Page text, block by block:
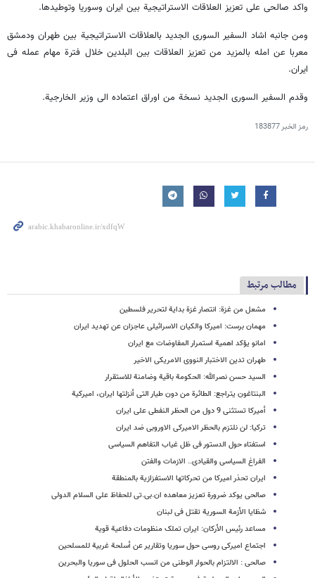
واکد صالحی علی تعزیز العلاقات الاستراتیجیة بین ایران وسوریا وتوطیدها.
ومن جانبه اشاد السفیر السوری الجدید بالعلاقات الاستراتیجیة بین طهران ودمشق
معربا عن امله بالمزید من تعزیز العلاقات بین البلدین خلال فترة مهام عمله فی
ایران.
وقدم السفیر السوری الجدید نسخة من اوراق اعتماده الی وزیر الخارجیة.
رمز الخبر183877
مطالب مرتبط
مشعل من غزة: انتصار غزة بدایة لتحریر فلسطین
مهمان برست: امیرکا والکیان الاسرائیلی عاجزان عن تهدید ایران
امانو یؤکد اهمیة استمرار المفاوضات مع ایران
طهران تدین الاختبار النووی الامریکی الاخیر
السید حسن نصرالله: الحکومة باقیة وضامنة للاستقرار
البنتاغون یتراجع: الطائرة من دون طیار التی أنزلتها ایران، امیرکیة
أمیرکا تستثنی 9 دول من الحظر النفطی على ایران
ترکیا: لن نلتزم بالحظر الامیرکی الاوروبی ضد ایران
استفتاء حول الدستور فی ظل غیاب التفاهم السیاسی
الفراغ السیاسی والقیادی.. الازمات والفتن
ایران تحذر امیرکا من تحرکاتها الاستفزازیة بالمنطقة
صالحی یوکد ضرورة تعزیز معاهده ان.بی.تی للحفاظ علی السلام الدولی
شظایا الأزمة السوریة تقتل فی لبنان
مساعد رئیس الأرکان: ایران تملک منظومات دفاعیة قویة
اجتماع امیرکی روسی حول سوریا وتقاریر عن أسلحة غربیة للمسلحین
صالحی : الالتزام بالحوار الوطنی من انسب الحلول فی سوریا والبحرین